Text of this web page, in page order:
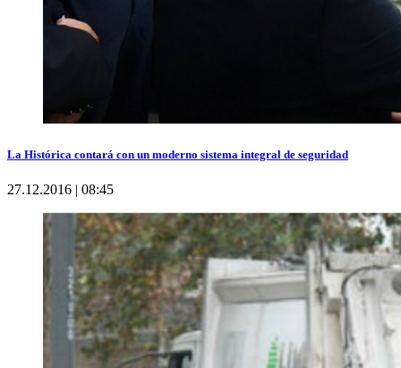
La Histórica contará con un moderno sistema integral de seguridad
27.12.2016 | 08:45